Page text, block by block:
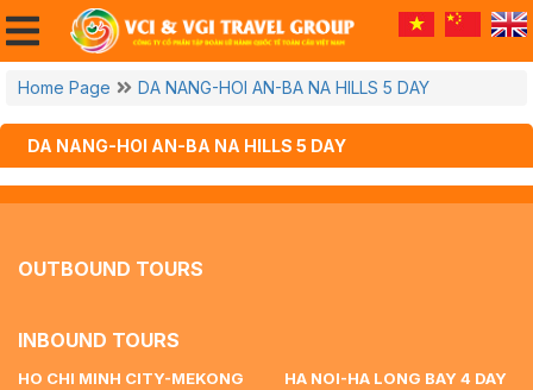
Home Page DA NANG-HOI AN-BA NA HILLS 5 DAY
DA NANG-HOI AN-BA NA HILLS 5 DAY
OUTBOUND TOURS
INBOUND TOURS
HO CHI MINH CITY-MEKONG
HA NOI-HA LONG BAY 4 DAY